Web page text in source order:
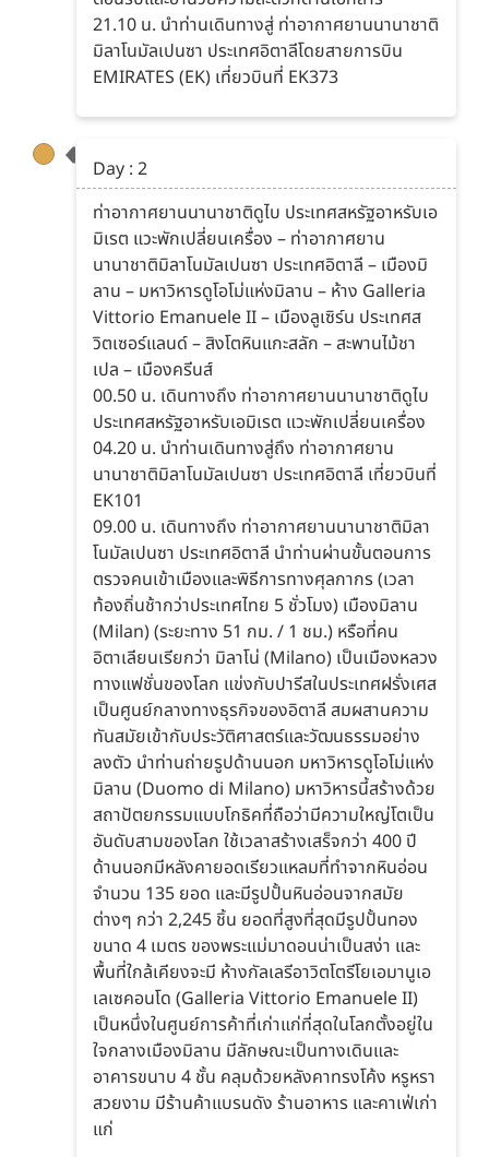
21.10 น. นำท่านเดินทางสู่ ท่าอากาศยานนานาชาติ
มิลาโนมัลเปนซา ประเทศอิตาลีโดยสายการบิน
EMIRATES (EK) เที่ยวบินที่ EK373
Day : 2
ท่าอากาศยานนานาชาติดูไบ ประเทศสหรัฐอาหรับเอ
มิเรต แวะพักเปลี่ยนเครื่อง – ท่าอากาศยาน
นานาชาติมิลาโนมัลเปนซา ประเทศอิตาลี – เมืองมิ
ลาน – มหาวิหารดูโอโม่แห่งมิลาน – ห้าง Galleria
Vittorio Emanuele II – เมืองลูเซิร์น ประเทศส
วิตเซอร์แลนด์ – สิงโตหินแกะสลัก – สะพานไม้ชา
เปล – เมืองครีนส์
00.50 น. เดินทางถึง ท่าอากาศยานนานาชาติดูไบ
ประเทศสหรัฐอาหรับเอมิเรต แวะพักเปลี่ยนเครื่อง
04.20 น. นำท่านเดินทางสู่ถึง ท่าอากาศยาน
นานาชาติมิลาโนมัลเปนซา ประเทศอิตาลี เที่ยวบินที่
EK101
09.00 น. เดินทางถึง ท่าอากาศยานนานาชาติมิลา
โนมัลเปนซา ประเทศอิตาลี นำท่านผ่านขั้นตอนการ
ตรวจคนเข้าเมืองและพิธีการทางศุลกากร (เวลา
ท้องถิ่นช้ากว่าประเทศไทย 5 ชั่วโมง) เมืองมิลาน
(Milan) (ระยะทาง 51 กม. / 1 ชม.) หรือที่คน
อิตาเลียนเรียกว่า มิลาโน่ (Milano) เป็นเมืองหลวง
ทางแฟชั่นของโลก แข่งกับปารีสในประเทศฝรั่งเศส
เป็นศูนย์กลางทางธุรกิจของอิตาลี สมผสานความ
ทันสมัยเข้ากับประวัติศาสตร์และวัฒนธรรมอย่าง
ลงตัว นำท่านถ่ายรูปด้านนอก มหาวิหารดูโอโม่แห่ง
มิลาน (Duomo di Milano) มหาวิหารนี้สร้างด้วย
สถาปัตยกรรมแบบโกธิคที่ถือว่ามีความใหญ่โตเป็น
อันดับสามของโลก ใช้เวลาสร้างเสร็จกว่า 400 ปี
ด้านนอกมีหลังคายอดเรียวแหลมที่ทำจากหินอ่อน
จำนวน 135 ยอด และมีรูปปั้นหินอ่อนจากสมัย
ต่างๆ กว่า 2,245 ชิ้น ยอดที่สูงที่สุดมีรูปปั้นทอง
ขนาด 4 เมตร ของพระแม่มาดอนน่าเป็นสง่า และ
พื้นที่ใกล้เคียงจะมี ห้างกัลเลรีอาวิตโตรีโยเอมานูเอ
เลเซคอนโด (Galleria Vittorio Emanuele II)
เป็นหนึ่งในศูนย์การค้าที่เก่าแก่ที่สุดในโลกตั้งอยู่ใน
ใจกลางเมืองมิลาน มีลักษณะเป็นทางเดินและ
อาคารขนาบ 4 ชั้น คลุมด้วยหลังคาทรงโค้ง หรูหรา
สวยงาม มีร้านค้าแบรนดัง ร้านอาหาร และคาเฟ่เก่า
แก่